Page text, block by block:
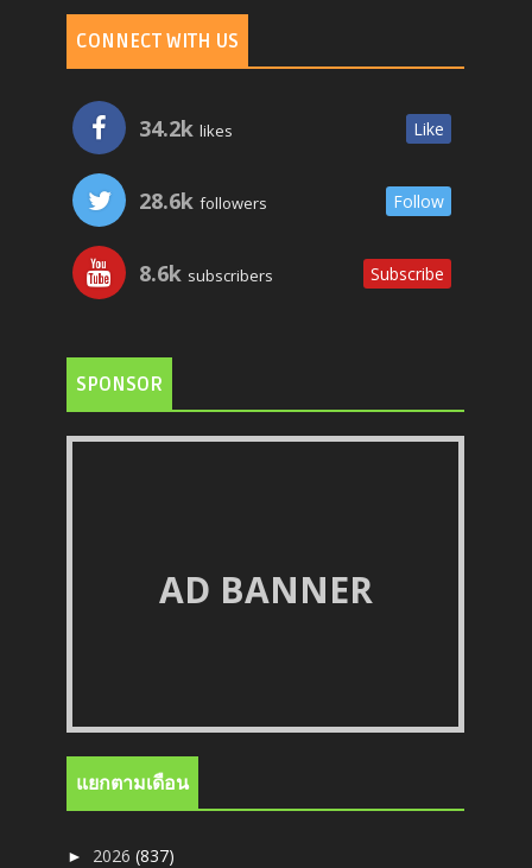
CONNECT WITH US
34.2k likes Like
28.6k followers Follow
8.6k subscribers Subscribe
SPONSOR
AD BANNER
แยกตามเดือน
► 2026(837)